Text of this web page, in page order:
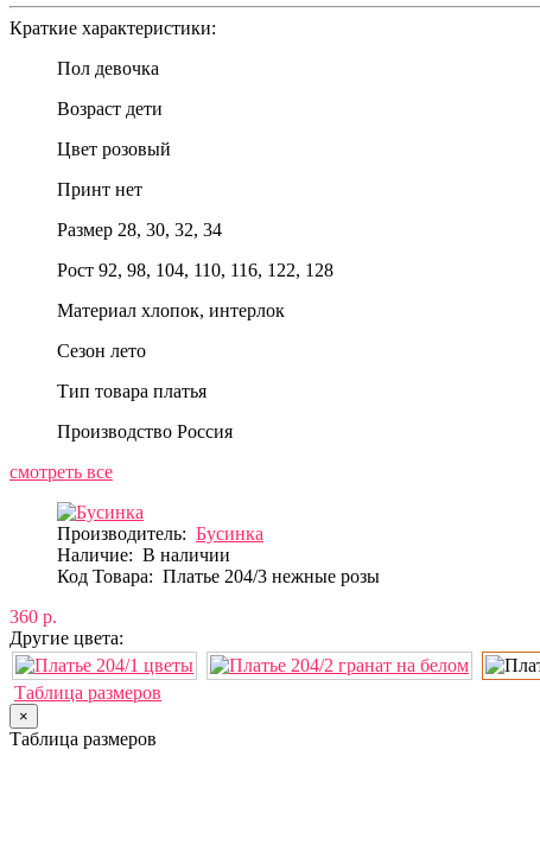
Краткие характеристики:
Пол девочка
Возраст дети
Цвет розовый
Принт нет
Размер 28, 30, 32, 34
Рост 92, 98, 104, 110, 116, 122, 128
Материал хлопок, интерлок
Сезон лето
Тип товара платья
Производство Россия
смотреть все
Производитель: Бусинка
Наличие: В наличии
Код Товара: Платье 204/3 нежные розы
360 р.
Другие цвета:
Таблица размеров
×
Таблица размеров